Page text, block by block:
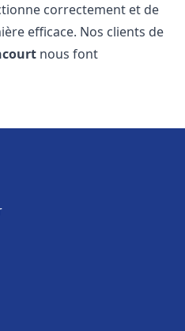
correctement et de
efficace. Nos clients de
nous font